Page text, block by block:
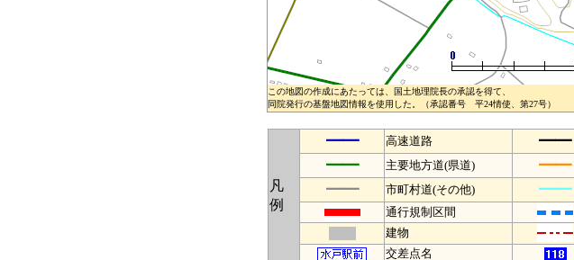
この地図の作成にあたっては、国土地理院長の承認を得て、
同院発行の基盤地図情報を使用した。（承認番号 平24情使、第27号）
凡
例
━━ 高速道路 ━━
━━ 主要地方道(県道) ━━
━━ 市町村道(その他) ━━
通行規制区間
建物
交差点名